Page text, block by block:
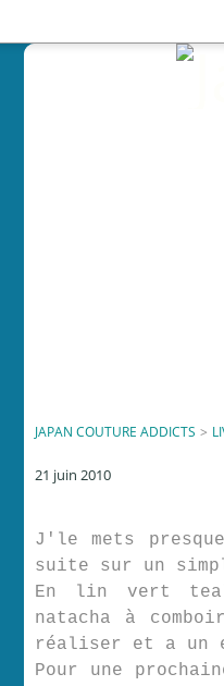
JAPAN COUTURE ADDICTS >
21 juin 2010
J'le mets
suite sur un
En lin vert
natacha à
réaliser et a un
Pour une